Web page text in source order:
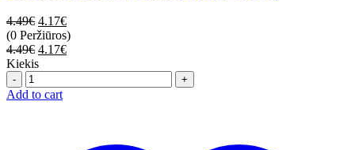
4.49€ 4.17€
(0 Peržiūros)
4.49€ 4.17€
Kiekis
Quantity
Add to cart